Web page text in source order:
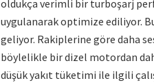
oldukça verimli bir turboşarj
uygulanarak optimize ediliyor.
geliyor. Rakiplerine göre daha
böylelikle bir dizel motordan
düşük yakıt tüketimi ile ilgili